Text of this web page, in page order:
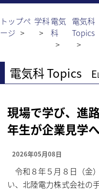
学校長より
教育目標・沿革
職員組織・生徒数
News & Topics
もっと見る……
機械科
電気科
土木科
運動部
同
トップペ
ージ
学科電気
科
電気科
Topics
電気科 Topics
現場で学び、進
年生が企業見学へ
2026年05月08日
令和８年５月８日（金
い、北陸電力株式会社の